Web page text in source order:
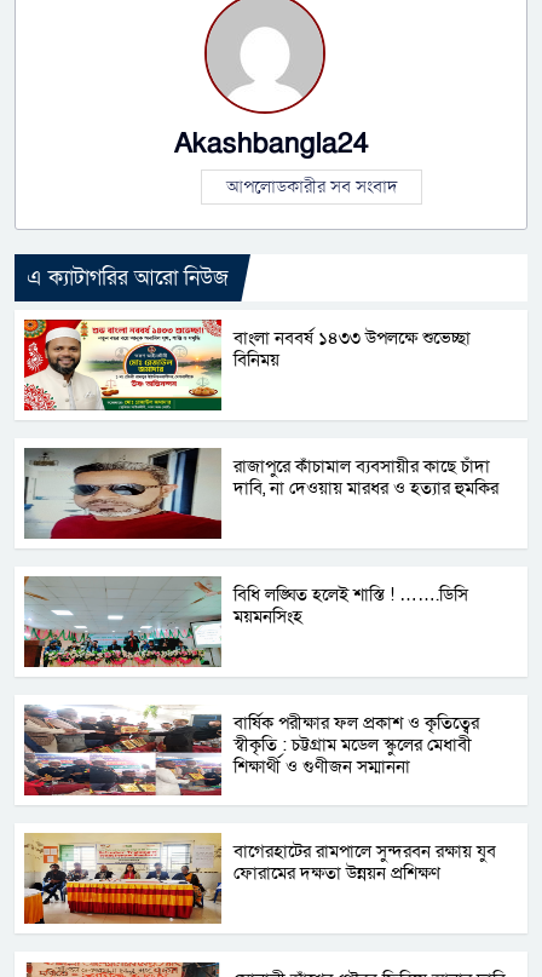
Akashbangla24
আপলোডকারীর সব সংবাদ
এ ক্যাটাগরির আরো নিউজ
বাংলা নববর্ষ ১৪৩৩ উপলক্ষে শুভেচ্ছা
বিনিময়
রাজাপুরে কাঁচামাল ব্যবসায়ীর কাছে চাঁদা
দাবি, না দেওয়ায় মারধর ও হত্যার হুমকির
বিধি লঙ্ঘিত হলেই শাস্তি ! …….ডিসি
ময়মনসিংহ
বার্ষিক পরীক্ষার ফল প্রকাশ ও কৃতিত্বের
স্বীকৃতি : চট্টগ্রাম মডেল স্কুলের মেধাবী
শিক্ষার্থী ও গুণীজন সম্মাননা
বাগেরহাটের রামপালে সুন্দরবন রক্ষায় যুব
ফোরামের দক্ষতা উন্নয়ন প্রশিক্ষণ